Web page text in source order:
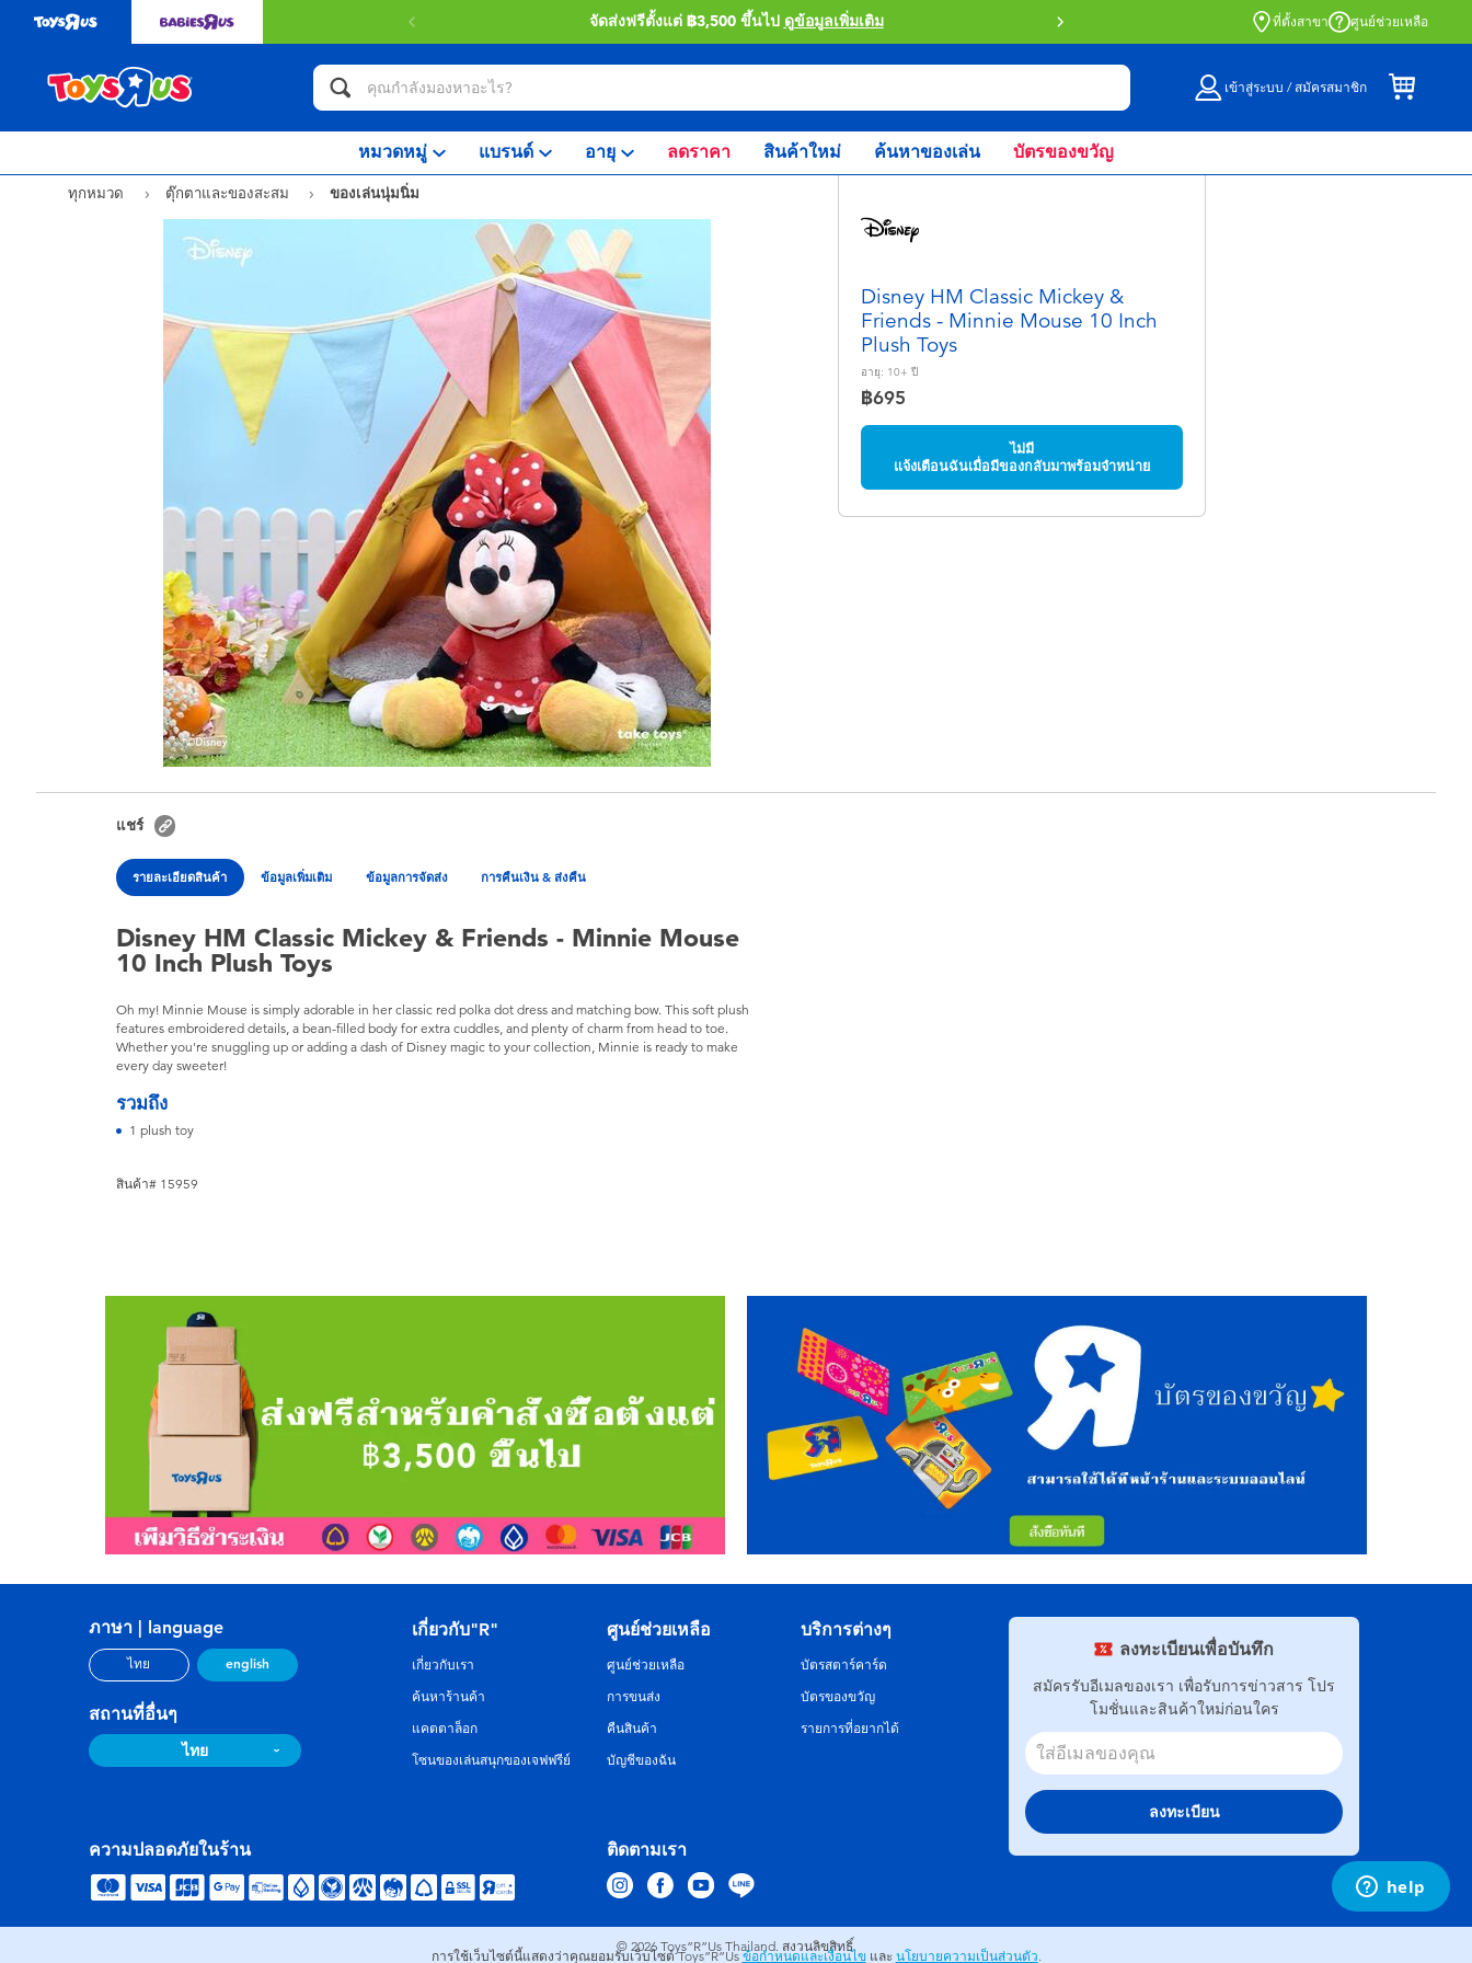
จัดส่งฟรีตั้งแต่ ฿3,500 ขึ้นไป ดูข้อมูลเพิ่มเติม สั่งซื้อออนไลน์และรับที่หน้าร้านด้วย Click
ที่ตั้งสาขา ศูนย์ช่วยเหลือ
เข้าสู่ระบบ / สมัครสมาชิก
หมวดหมู่ แบรนด์ อายุ ลดราคา สินค้าใหม่ ค้นหาของเล่น บัตรของขวัญ
ทุกหมวด ตุ๊กตาและของสะสม ของเล่นนุ่มนิ่ม
Disney HM Classic Mickey &
Friends - Minnie Mouse 10 Inch
Plush Toys
อายุ: 10+ ปี
฿695
ไม่มี
แจ้งเตือนฉันเมื่อมีของกลับมาพร้อมจำหน่าย
แชร์
รายละเอียดสินค้า ข้อมูลเพิ่มเติม ข้อมูลการจัดส่ง การคืนเงิน & ส่งคืน
Disney HM Classic Mickey & Friends - Minnie Mouse
10 Inch Plush Toys
Oh my! Minnie Mouse is simply adorable in her classic red polka dot dress and matching bow. This soft plush
features embroidered details, a bean-filled body for extra cuddles, and plenty of charm from head to toe.
Whether you're snuggling up or adding a dash of Disney magic to your collection, Minnie is ready to make
every day sweeter!
รวมถึง
1 plush toy
สินค้า# 15959
ลงทะเบียนเพื่อบันทึก
สมัครรับอีเมลของเรา เพื่อรับการข่าวสาร โปร
โมชั่นและสินค้าใหม่ก่อนใคร
ลงทะเบียน
ภาษา | language
ไทย english
สถานที่อื่นๆ
ไทย
ติดตามเรา
เกี่ยวกับ"R"
เกี่ยวกับเรา
ค้นหาร้านค้า
แคตตาล็อก
โซนของเล่นสนุกของเจฟฟรีย์
ศูนย์ช่วยเหลือ
ศูนย์ช่วยเหลือ
การขนส่ง
คืนสินค้า
บัญชีของฉัน
บริการต่างๆ
บัตรสตาร์คาร์ด
บัตรของขวัญ
รายการที่อยากได้
ความปลอดภัยในร้าน
© 2026 Toys”R”Us Thailand. สงวนลิขสิทธิ์.
การใช้เว็บไซต์นี้แสดงว่าคุณยอมรับเว็บไซต์ Toys”R”Us ข้อกำหนดและเงื่อนไขและ นโยบายความเป็นส่วนตัว.